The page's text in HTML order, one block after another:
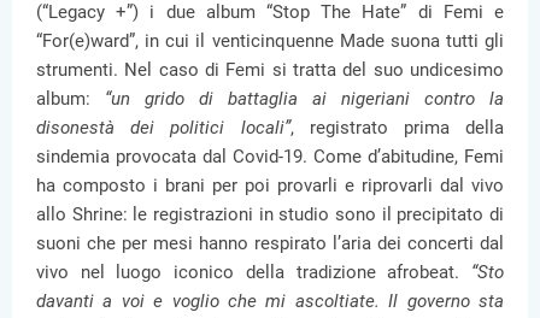
(“Legacy +”) i due album “Stop The Hate” di Femi e
“For(e)ward”, in cui il venticinquenne Made suona tutti gli
strumenti. Nel caso di Femi si tratta del suo undicesimo
album: “un grido di battaglia ai nigeriani contro la
disonestà dei politici locali”, registrato prima della
sindemia provocata dal Covid-19. Come d’abitudine, Femi
ha composto i brani per poi provarli e riprovarli dal vivo
allo Shrine: le registrazioni in studio sono il precipitato di
suoni che per mesi hanno respirato l’aria dei concerti dal
vivo nel luogo iconico della tradizione afrobeat. “Sto
davanti a voi e voglio che mi ascoltiate. Il governo sta